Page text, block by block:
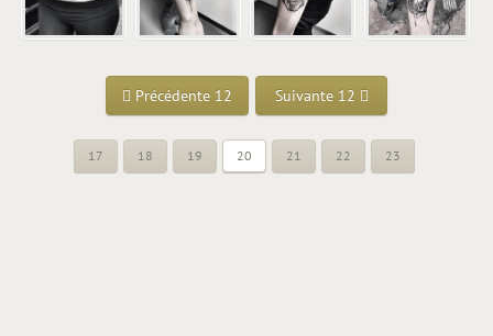
Précédente 12 Suivante 12
17 18 19 20 21 22 23